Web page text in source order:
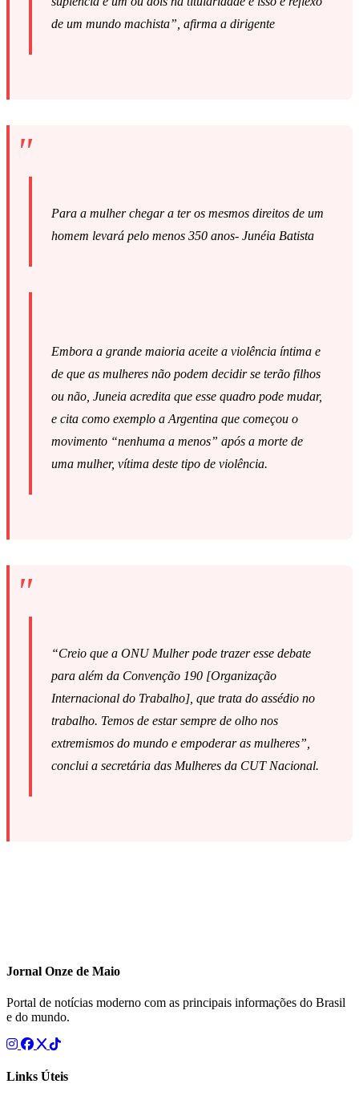
de um mundo machista”, afirma a dirigente
Para a mulher chegar a ter os mesmos direitos de um
homem levará pelo menos 350 anos- Junéia Batista
Embora a grande maioria aceite a violência íntima e
de que as mulheres não podem decidir se terão filhos
ou não, Juneia acredita que esse quadro pode mudar,
e cita como exemplo a Argentina que começou o
movimento “nenhuma a menos” após a morte de
uma mulher, vítima deste tipo de violência.
“Creio que a ONU Mulher pode trazer esse debate
para além da Convenção 190 [Organização
Internacional do Trabalho], que trata do assédio no
trabalho. Temos de estar sempre de olho nos
extremismos do mundo e empoderar as mulheres”,
conclui a secretária das Mulheres da CUT Nacional.
Jornal Onze de Maio
Portal de notícias moderno com as principais informações do Brasil
e do mundo.
Links Úteis